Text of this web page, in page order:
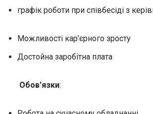
графік роботи при співбесіді з
Можливості кар’єрного зросту
Достойна заробітна плата
Обов’язки: